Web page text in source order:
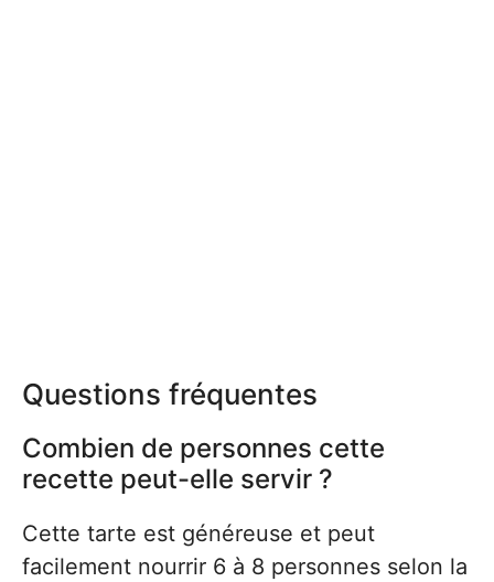
Questions fréquentes
Combien de personnes cette
recette peut-elle servir ?
Cette tarte est généreuse et peut
facilement nourrir 6 à 8 personnes selon la